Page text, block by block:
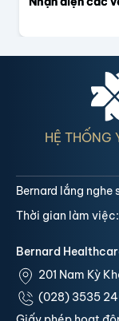
HỆ THỐNG
Bernard
201 Nam Kỳ
(028) 3535
Bernard lắng nghe
Thời gian làm